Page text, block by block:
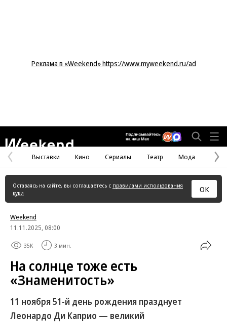
Реклама в «Weekend» https://www.myweekend.ru/ad
Предыдущая
страница
Выставки Кино Сериалы Театр Мода
Оставаясь на сайте, вы соглашаетесь с правилами использования
куки
ОК
Weekend
11.11.2025, 08:00
35K 3 мин.
На солнце тоже есть
«Знаменитость»
11 ноября 51-й день рождения празднует
Леонардо Ди Каприо — великий